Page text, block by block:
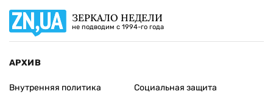
ЗЕРКАЛО НЕДЕЛИ
не подводим с 1994-го года
АРХИВ
Внутренняя политика
Социальная защита